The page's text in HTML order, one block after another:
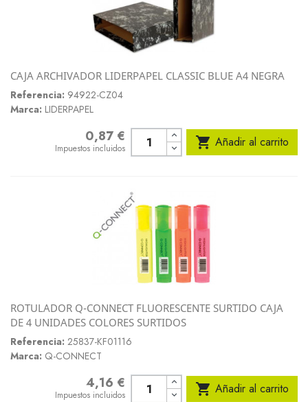
CAJA ARCHIVADOR LIDERPAPEL CLASSIC BLUE A4 NEGRA
Referencia: 94922-CZ04
Marca: LIDERPAPEL
0,87 €
Impuestos incluidos  Añadir al carrito
ROTULADOR Q-CONNECT FLUORESCENTE SURTIDO CAJA
DE 4 UNIDADES COLORES SURTIDOS
Referencia: 25837-KF01116
Marca: Q-CONNECT
4,16 €
Impuestos incluidos  Añadir al carrito